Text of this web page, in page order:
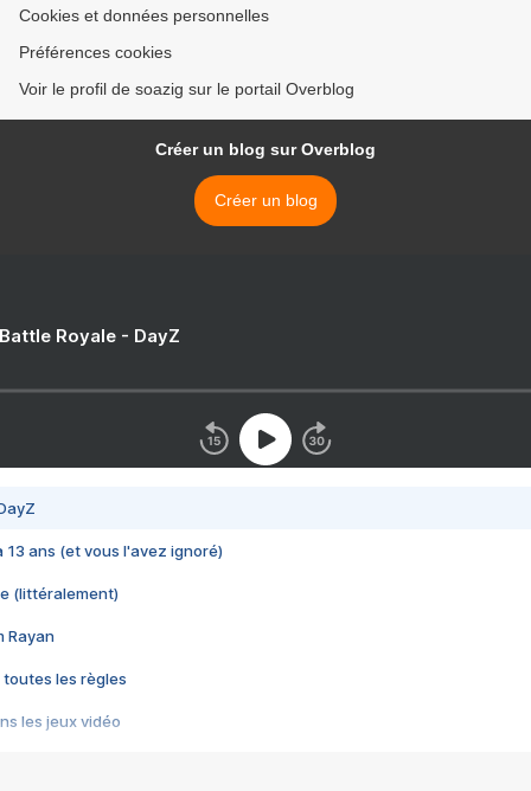
Cookies et données personnelles
Préférences cookies
Voir le profil de soazig sur le portail Overblog
Créer un blog sur Overblog
Créer un blog
Royale - DayZ
13 ans (et vous l'avez ignoré)
(littéralement)
Rayan
toutes les règles
les jeux vidéo